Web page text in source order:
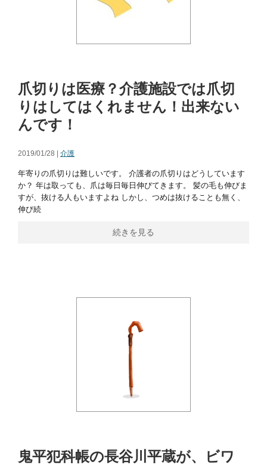
爪切りは医療？介護施設では爪切
りはしてはくれません！出来ない
んです！
2019/01/28 | 介護
年寄りの爪切りは難しいです。 介護者の爪切りはどうしています
か？ 年は取っても、爪は毎日毎日伸びてきます。 髪の毛も伸びま
すが、抜ける人もいますよね しかし、つめは抜けることも無く、
伸び続
続きを見る
鬼平犯科帳の長谷川平蔵が、ビワ